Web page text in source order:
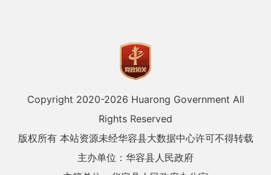
Copyright 2020-2026 Huarong Government All
Rights Reserved
版权所有 本站资源未经华容县大数据中心许可不得转载
主办单位：华容县人民政府